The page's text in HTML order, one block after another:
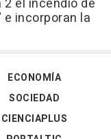
el incendio de
incorporan la
ECONOMÍA
SOCIEDAD
CIENCIAPLUS